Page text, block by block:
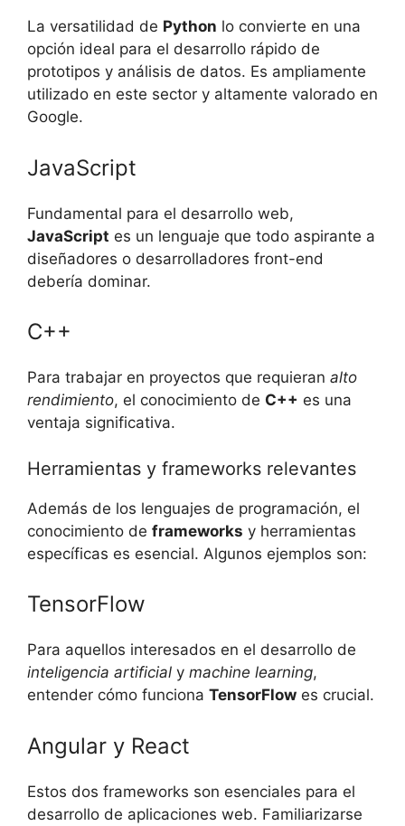
La versatilidad de Python lo convierte en una
opción ideal para el desarrollo rápido de
prototipos y análisis de datos. Es ampliamente
utilizado en este sector y altamente valorado en
Google.
JavaScript
Fundamental para el desarrollo web,
JavaScript es un lenguaje que todo aspirante a
diseñadores o desarrolladores front-end
debería dominar.
C++
Para trabajar en proyectos que requieran alto
rendimiento, el conocimiento de C++ es una
ventaja significativa.
Herramientas y frameworks relevantes
Además de los lenguajes de programación, el
conocimiento de frameworks y herramientas
específicas es esencial. Algunos ejemplos son:
TensorFlow
Para aquellos interesados en el desarrollo de
inteligencia artificial y machine learning,
entender cómo funciona TensorFlow es crucial.
Angular y React
Estos dos frameworks son esenciales para el
desarrollo de aplicaciones web. Familiarizarse